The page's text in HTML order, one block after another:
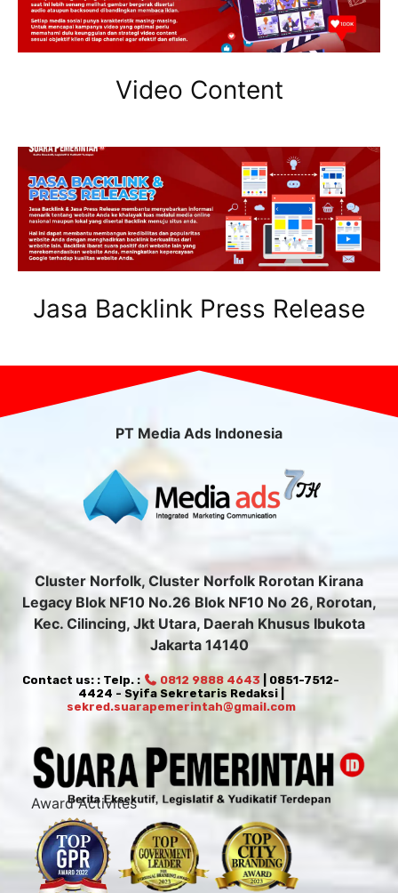
Video Content
Jasa Backlink Press Release
PT Media Ads Indonesia
Cluster Norfolk, Cluster Norfolk Rorotan Kirana
Legacy Blok NF10 No.26 Blok NF10 No 26, Rorotan,
Kec. Cilincing, Jkt Utara, Daerah Khusus Ibukota
Jakarta 14140
Contact us: : Telp. : 0812 9888 4643 | 0851-7512-
4424 - Syifa Sekretaris Redaksi |
sekred.suarapemerintah@gmail.com
Award Activites